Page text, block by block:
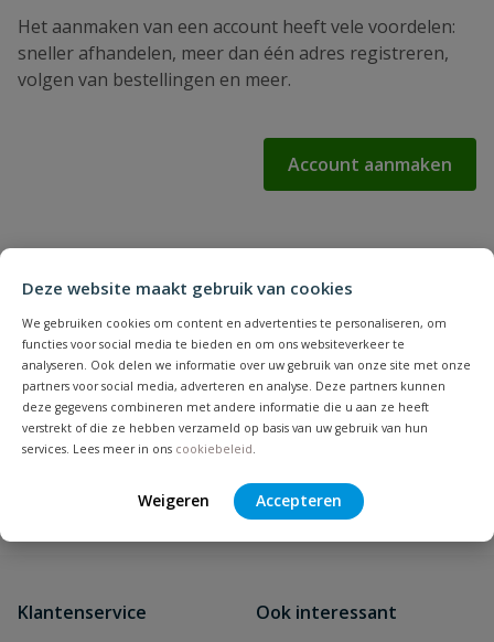
Deze website maakt gebruik van cookies
We gebruiken cookies om content en advertenties te personaliseren, om
functies voor social media te bieden en om ons websiteverkeer te
analyseren. Ook delen we informatie over uw gebruik van onze site met onze
partners voor social media, adverteren en analyse. Deze partners kunnen
deze gegevens combineren met andere informatie die u aan ze heeft
verstrekt of die ze hebben verzameld op basis van uw gebruik van hun
services. Lees meer in ons cookiebeleid.
Weigeren Accepteren
Het aanmaken van een account heeft vele voordelen:
sneller afhandelen, meer dan één adres registreren,
volgen van bestellingen en meer.
Account aanmaken
Blijf op de hoogte van nieuwe
producten en leuke acties!
E-mailadres
Inschrijven
Klantenservice
Ook interessant